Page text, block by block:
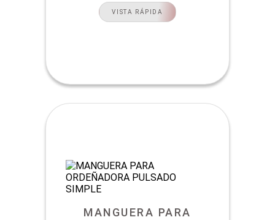
VISTA RÁPIDA
MANGUERA PARA